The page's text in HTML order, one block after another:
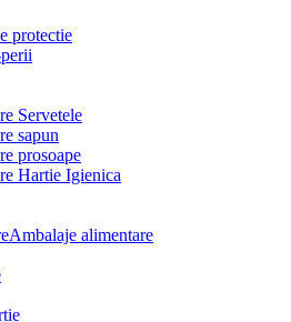
protectie
Servetele
sapun
prosoape
Hartie Igienica
Ambalaje alimentare